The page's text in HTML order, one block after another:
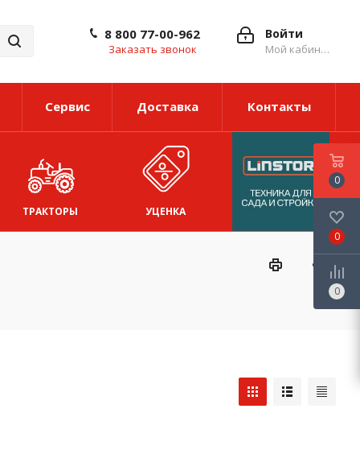
Войти
Мой кабинет
8 800 77-00-962
Заказать звонок
Сервис Доставка Контакты
ТРАКТОРЫ УЦЕНКА
0
0
0